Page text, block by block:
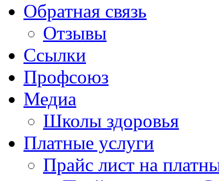
Обратная связь
Отзывы
Ссылки
Профсоюз
Медиа
Школы здоровья
Платные услуги
Прайс лист на